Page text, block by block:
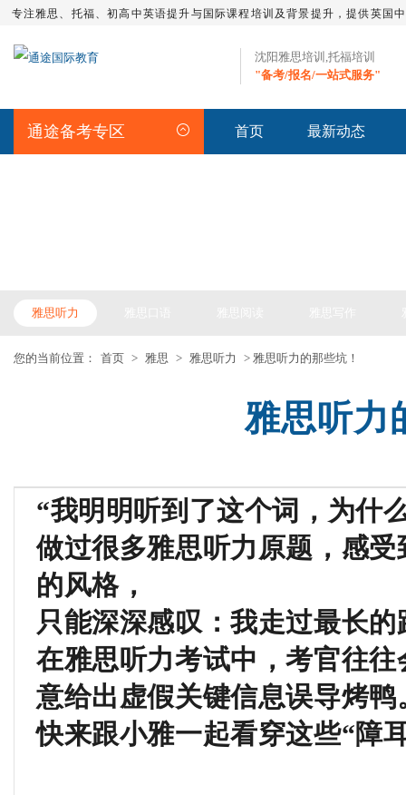
专注雅思、托福、初高中英语提升与国际课程培训及背景提升，提供英国
沈阳雅思培训,托福培训
"备考/报名/一站式服务"
通途备考专区 首页 最新动态
雅思听力
您的当前位置： 首页 > 雅思 > 雅思听力 > 雅思听力的那些坑！
雅思听力
“我明明听到了这个词，为什
做过很多雅思听力原题，感
的风格，
只能深深感叹：我走过最长
在雅思听力考试中，考官往
意给出虚假关键信息误导烤
快来跟小雅一起看穿这些“障
SAT基础班